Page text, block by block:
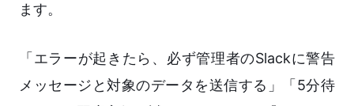
ます。
「エラーが起きたら、必ず管理者のSlackに警告
メッセージと対象のデータを送信する」「5分待